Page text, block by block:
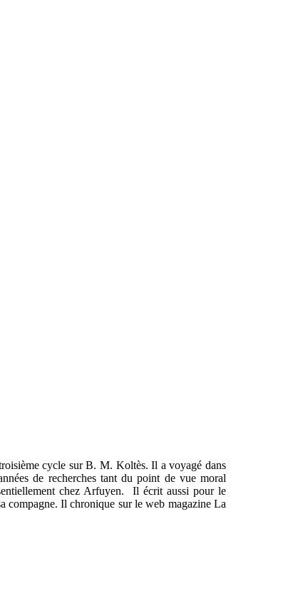
cycle sur B. M. Koltès. Il a voyagé dans
de recherches tant du point de vue moral
chez Arfuyen. Il écrit aussi pour le
Il chronique sur le web magazine La